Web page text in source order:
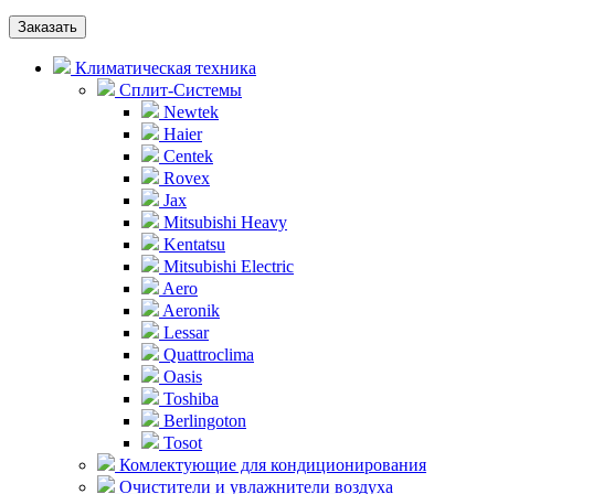
Заказать
Климатическая техника
Сплит-Системы
Newtek
Haier
Centek
Rovex
Jax
Mitsubishi Heavy
Kentatsu
Mitsubishi Electric
Aero
Aeronik
Lessar
Quattroclima
Oasis
Toshiba
Berlingoton
Tosot
Комлектующие для кондиционирования
Очистители и увлажнители воздуха